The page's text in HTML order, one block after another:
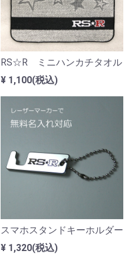
RS☆R ミニハンカチタオル
¥ 1,100(税込)
スマホスタンドキーホルダー
¥ 1,320(税込)